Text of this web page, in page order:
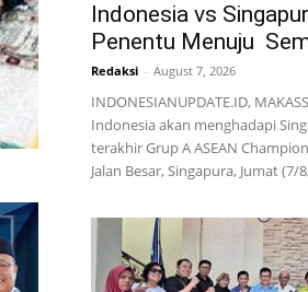
Indonesia vs
Penentu Menuju
Redaksi - August 7, 2026
INDONESIANUPDATE.ID,
Indonesia akan menghadapi
terakhir Grup A ASEAN
Jalan Besar, Singapura, Jumat (7/